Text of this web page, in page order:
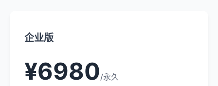
企业版
¥6980/永久